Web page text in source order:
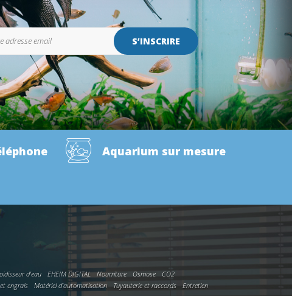
S’INSCRIRE
Aquarium sur mesure
d'eau EHEIM DIGITAL Nourriture Osmose
CO2
engrais Matériel d'automatisation Tuyauterie et raccords
Entretien